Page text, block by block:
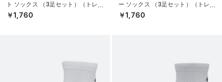
ト ソックス （3足セット）（トレー
ニング/UNISEX）
￥1,760
ー ソックス （3足セット）（トレー
ニング/UNISEX）
￥1,760